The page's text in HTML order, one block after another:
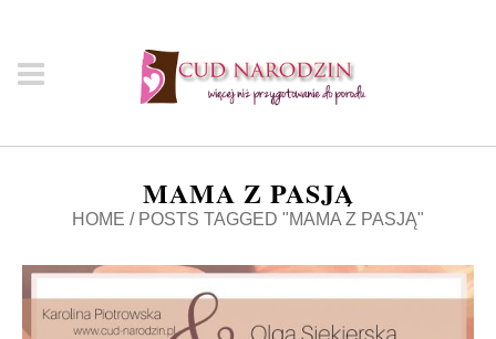
MAMA Z PASJĄ
HOME / POSTS TAGGED "MAMA Z PASJĄ"